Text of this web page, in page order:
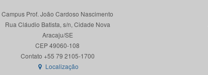
Campus Prof. João Cardoso Nascimento
Rua Cláudio Batista, s/n, Cidade Nova
Aracaju/SE
CEP 49060-108
Localização